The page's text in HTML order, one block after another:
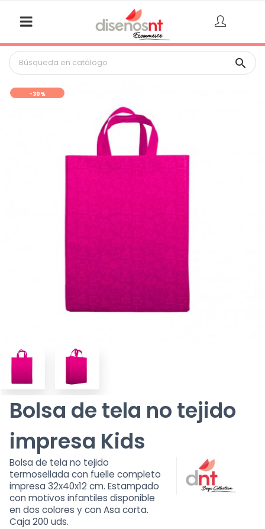

-30%
Bolsa de tela no tejido
impresa Kids
Bolsa de tela no tejido
termosellada con fuelle completo
impresa 32x40x12 cm. Estampado
con motivos infantiles disponible
en dos colores y con Asa corta.
Caja 200 uds.